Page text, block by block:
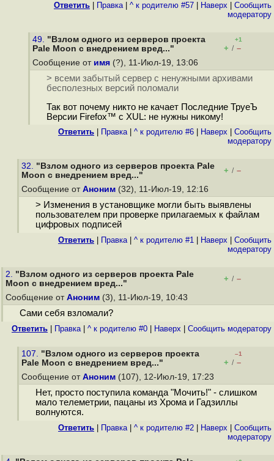
Ответить Правка| ^ к родителю #57 Наверх
Cообщить
модератору
49. "Взлом одного из серверов проекта
Pale Moon с внедрением вред..."
+1
+ / –
Сообщение от имя (?), 11-Июл-19, 13:06
> всеми забытый сервер с ненужными архивами
бесполезных версий поломали
Так вот почему никто не качает Последние ТруеЪ
Версии Firefox™ с XUL: не нужны никому!
Ответить Правка| ^ к родителю #6 Наверх
Cообщить
модератору
32. "Взлом одного из серверов проекта Pale
Moon с внедрением вред..."
+ / –
Сообщение от Аноним (32), 11-Июл-19, 12:16
> Изменения в установщике могли быть выявлены
пользователем при проверке прилагаемых к файлам
цифровых подписей
Ответить Правка| ^ к родителю #1 Наверх
Cообщить
модератору
2. "Взлом одного из серверов проекта Pale
Moon с внедрением вред..."
+ / –
Сообщение от Аноним (3), 11-Июл-19, 10:43
Сами себя взломали?
Ответить Правка| ^ к родителю #0 Наверх Cообщить модератору
107. "Взлом одного из серверов проекта
Pale Moon с внедрением вред..."
–1
+ / –
Сообщение от Аноним (107), 12-Июл-19, 17:23
Нет, просто поступила команда "Мочить!" - слишком
мало телеметрии, пацаны из Хрома и Гадзиллы
волнуются.
Ответить Правка| ^ к родителю #2 Наверх
Cообщить
модератору